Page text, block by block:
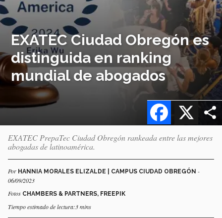
EXATEC Ciudad Obregón es
distinguida en ranking
mundial de abogados
X
Facebook
EXATEC PrepaTec Ciudad Obregón rankeada entre las mejores
abogadas de latinoamérica.
Por HANNIA MORALES ELIZALDE | CAMPUS CIUDAD OBREGÓN -
06/09/2023
Fotos CHAMBERS & PARTNERS, FREEPIK
Tiempo estimado de lectura:3 mins